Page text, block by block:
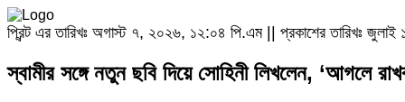
প্রিন্ট এর তারিখঃ অগাস্ট ৭, ২০২৬, ১২:০৪ পি.এম || প্রকাশের তারিখঃ
স্বামীর সঙ্গে নতুন ছবি দিয়ে সোহিনী লিখলেন, ‘আগলে